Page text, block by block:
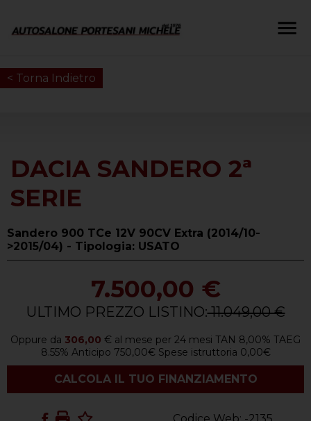
< Torna Indietro
Codice Web: -2135
DACIA SANDERO 2ª
SERIE
Sandero 900 TCe 12V 90CV Extra (2014/10-
>2015/04) - Tipologia: USATO
7.500,00 €
ULTIMO PREZZO LISTINO:11.049,00 €
Oppure da 306,00 € al mese per 24 mesi TAN 8,00% TAEG
8.55% Anticipo 750,00€ Spese istruttoria 0,00€
CALCOLA IL TUO FINANZIAMENTO